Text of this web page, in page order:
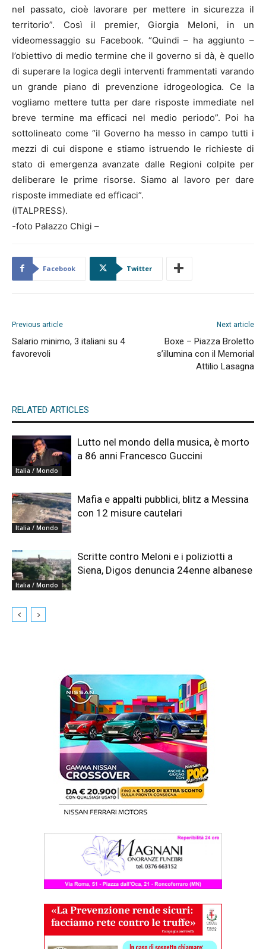
nel passato, cioè lavorare per mettere in sicurezza il
territorio”. Così il premier, Giorgia Meloni, in un
videomessaggio su Facebook. “Quindi – ha aggiunto –
l’obiettivo di medio termine che il governo si dà, è quello
di superare la logica degli interventi frammentati varando
un grande piano di prevenzione idrogeologica. Ce la
vogliamo mettere tutta per dare risposte immediate nel
breve termine ma efficaci nel medio periodo”. Poi ha
sottolineato come “il Governo ha messo in campo tutti i
mezzi di cui dispone e stiamo istruendo le richieste di
stato di emergenza avanzate dalle Regioni colpite per
deliberare le prime risorse. Siamo al lavoro per dare
risposte immediate ed efficaci”.
(ITALPRESS).
-foto Palazzo Chigi –
Facebook Twitter
Previous article
Salario minimo, 3 italiani su 4
favorevoli
Next article
Boxe – Piazza Broletto
s’illumina con il Memorial
Attilio Lasagna
RELATED ARTICLES
Italia / Mondo
Lutto nel mondo della musica, è morto
a 86 anni Francesco Guccini
Italia / Mondo
Mafia e appalti pubblici, blitz a Messina
con 12 misure cautelari
Italia / Mondo
Scritte contro Meloni e i poliziotti a
Siena, Digos denuncia 24enne albanese